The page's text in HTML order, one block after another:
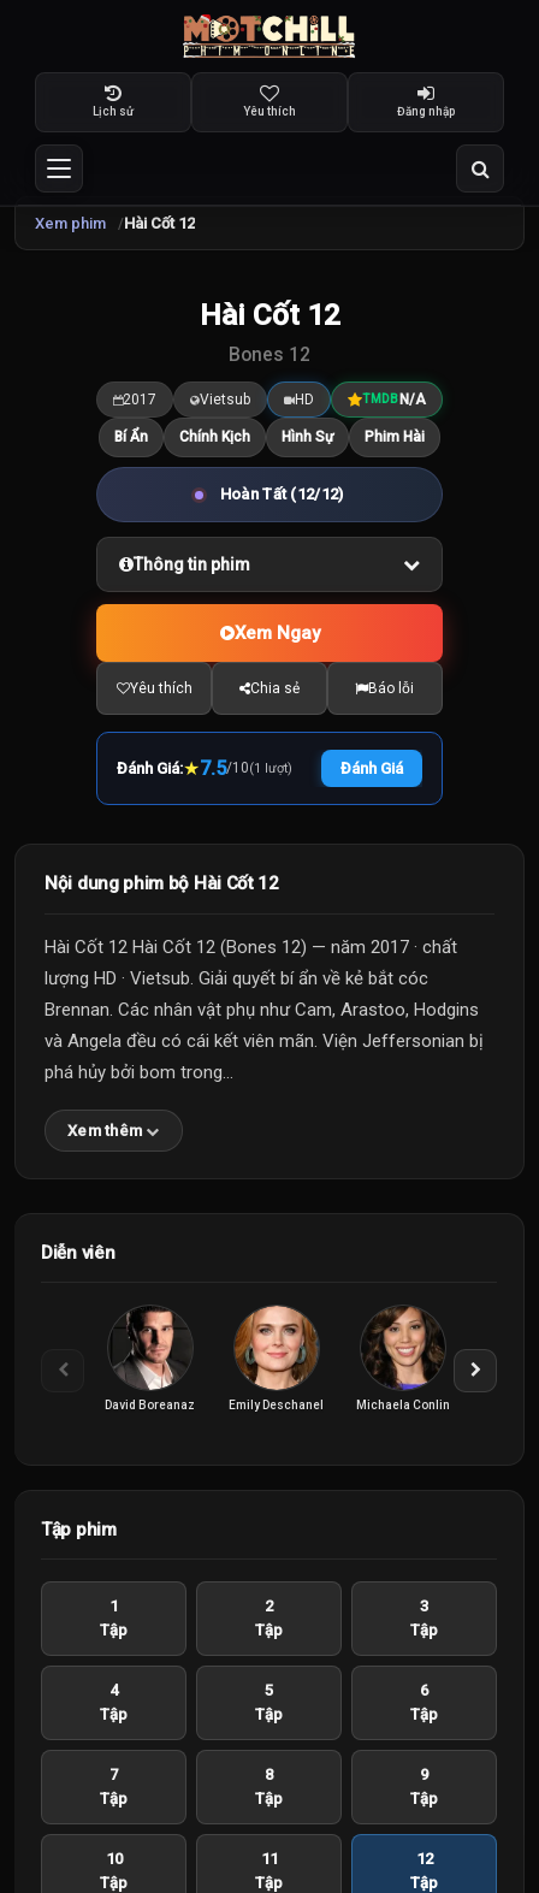
Lịch sử Yêu thích Đăng nhập
Xem phim Hài Cốt 12
Hài Cốt 12
Bones 12
2017 Vietsub HD TMDB N/A
Bí Ẩn Chính Kịch Hình Sự Phim Hài
Hoàn Tất (12/12)
Thông tin phim
Xem Ngay
Yêu thích Chia sẻ Báo lỗi
Đánh Giá:★7.5/10(1 lượt) Đánh Giá
Nội dung phim bộ Hài Cốt 12
Hài Cốt 12 Hài Cốt 12 (Bones 12) — năm 2017 · chất
lượng HD · Vietsub. Giải quyết bí ẩn về kẻ bắt cóc
Brennan. Các nhân vật phụ như Cam, Arastoo, Hodgins
và Angela đều có cái kết viên mãn. Viện Jeffersonian bị
phá hủy bởi bom trong...
Xem thêm
Diễn viên
David Boreanaz Emily Deschanel Michaela Conlin
Tập phim
1
Tập
2
Tập
3
Tập
4
Tập
5
Tập
6
Tập
7
Tập
8
Tập
9
Tập
10
Tập
11
Tập
12
Tập